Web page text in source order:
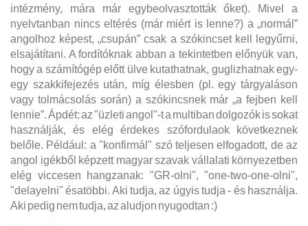
intézmény, mára már egybeolvasztották őket). Mivel a
nyelvtanban nincs eltérés (már miért is lenne?) a „normál”
angolhoz képest, „csupán” csak a szókincset kell legyűrni,
elsajátítani. A fordítóknak abban a tekintetben előnyük van,
hogy a számítógép előtt ülve kutathatnak, guglizhatnak egy-
egy szakkifejezés után, míg élesben (pl. egy tárgyaláson
vagy tolmácsolás során) a szókincsnek már „a fejben kell
lennie”. Ápdét: az "üzleti angol"-t a multiban dolgozók is sokat
használják, és elég érdekes szófordulaok következnek
belőle. Például: a "konfirmál" szó teljesen elfogadott, de az
angol igékből képzett magyar szavak vállalati környezetben
elég viccesen hangzanak: "GR-olni", "one-two-one-olni",
"delayelni" ésatöbbi. Aki tudja, az úgyis tudja - és használja.
Aki pedig nem tudja, az aludjon nyugodtan :)